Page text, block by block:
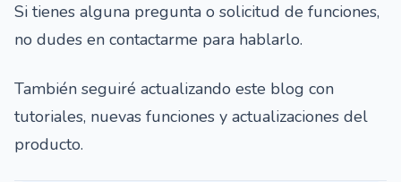
Si tienes alguna pregunta o solicitud de funciones,
no dudes en contactarme para hablarlo.
También seguiré actualizando este blog con
tutoriales, nuevas funciones y actualizaciones del
producto.